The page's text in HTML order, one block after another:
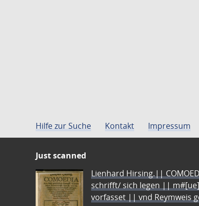
Hilfe zur Suche Kontakt Impressum
Just scanned
Lienhard Hirsing.||
schrifft/ sich legen ||
vorfasset || vnd Reymweis